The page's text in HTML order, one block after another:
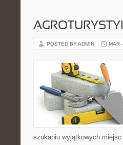
POSTED BY ADMIN MAR
szukaniu wyjątkowych